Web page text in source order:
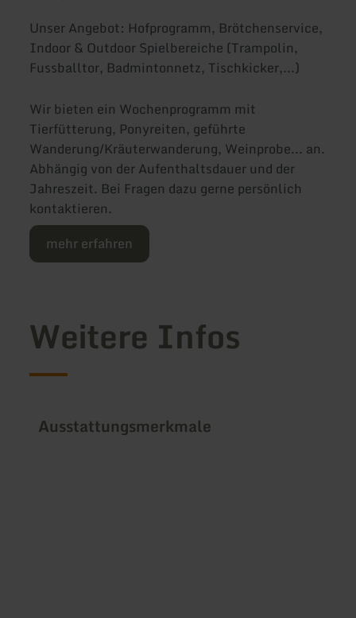
Unser Angebot: Hofprogramm, Brötchenservice,
Indoor & Outdoor Spielbereiche (Trampolin,
Fussballtor, Badmintonnetz, Tischkicker,...)
Wir bieten ein Wochenprogramm mit
Tierfütterung, Ponyreiten, geführte
Wanderung/Kräuterwanderung, Weinprobe... an.
Abhängig von der Aufenthaltsdauer und der
Jahreszeit. Bei Fragen dazu gerne persönlich
kontaktieren.
mehr erfahren
Weitere Infos
Ausstattungsmerkmale